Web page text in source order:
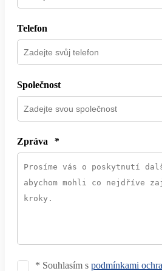
Telefon
Společnost
Zpráva *
* Souhlasím s podmínkami